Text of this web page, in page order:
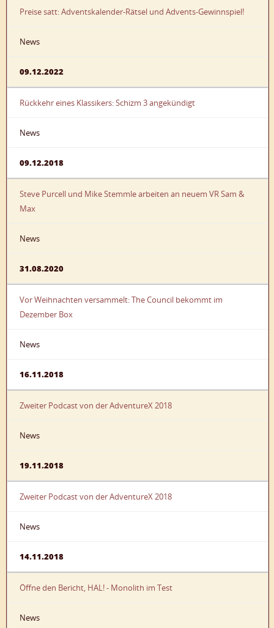
Preise satt: Adventskalender-Rätsel und Advents-Gewinnspiel!
News
09.12.2022
Rückkehr eines Klassikers: Schizm 3 angekündigt
News
09.12.2018
Steve Purcell und Mike Stemmle arbeiten an neuem VR Sam &
Max
News
31.08.2020
Vor Weihnachten versammelt: The Council bekommt im
Dezember Box
News
16.11.2018
Zweiter Podcast von der AdventureX 2018
News
19.11.2018
Zweiter Podcast von der AdventureX 2018
News
14.11.2018
Öffne den Bericht, HAL! - Monolith im Test
News